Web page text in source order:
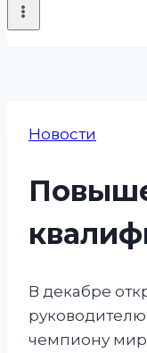
Новости
В декабре
чемпиону